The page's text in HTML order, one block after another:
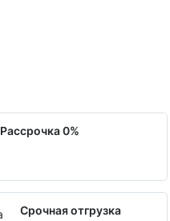
Рассрочка 0%
Срочная отгрузка